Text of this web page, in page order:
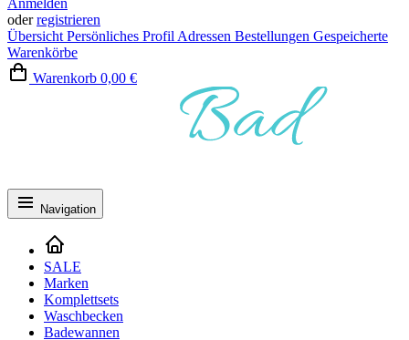
Anmelden
oderregistrieren
Übersicht Persönliches Profil Adressen Bestellungen Gespeicherte
Warenkörbe
Warenkorb 0,00 €
Navigation
SALE
Marken
Komplettsets
Waschbecken
Badewannen